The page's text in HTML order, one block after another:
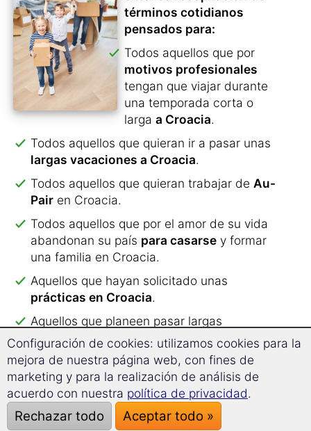
términos cotidianos
pensados para:
Todos aquellos que por
motivos profesionales
tengan que viajar durante
una temporada corta o
larga a Croacia.
Todos aquellos que quieran ir a pasar unas
largas vacaciones a Croacia.
Todos aquellos que quieran trabajar de Au-
Pair en Croacia.
Todos aquellos que por el amor de su vida
abandonan su país para casarse y formar
una familia en Croacia.
Aquellos que hayan solicitado unas
prácticas en Croacia.
Aquellos que planeen pasar largas
temporadas en Croacia durante su
jubilación .
Todos losestudiantesque quieran
prepararse para hacerun semestre en el
extranjero.
Configuración de cookies: utilizamos cookies para la
mejora de nuestra página web, con fines de
marketing y para la realización de análisis de
acuerdo con nuestra política de privacidad.
Rechazar todo Aceptar todo »